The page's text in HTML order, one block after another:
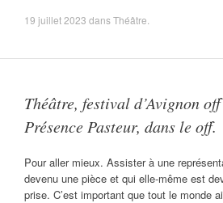
19 juillet 2023 dansThéâtre
Théâtre, festival d’Avignon
Présence Pasteur, dans le off.
Pour aller mieux. Assister à une
devenu une pièce et qui elle-même est
prise. C’est important que tout le monde